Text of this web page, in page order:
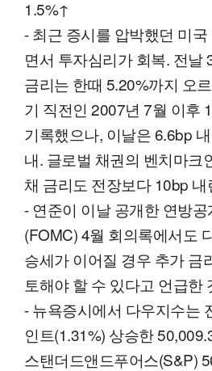
1.5%↑
- 최근 증시를 압박했던 미
면서 투자심리가 회복. 전날
금리는 한때 5.20%까지 오
기 직전인 2007년 7월 이후
기록했으나, 이날은 6.6bp
내. 글로벌 채권의 벤치마크
채 금리도 전장보다 10bp
- 연준이 이날 공개한 연방
(FOMC) 4월 회의록에서도
승세가 이어질 경우 추가 금
토해야 할 수 있다고 언급한
- 뉴욕증시에서 다우지수는
인트(1.31%) 상승한
스탠더드앤드푸어스(S&P)